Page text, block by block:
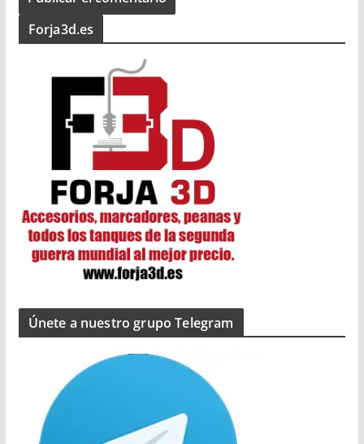
Forja3d.es
Únete a nuestro grupo Telegram